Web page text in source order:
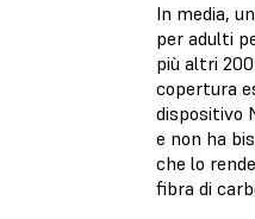
In media,
per adulti
più altri
copertura
dispositivo
e non ha
che lo
fibra di